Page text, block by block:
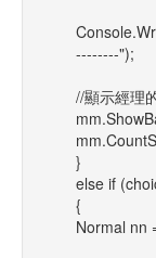
--------");
//顯示經理
}
else if
{
Normal nn